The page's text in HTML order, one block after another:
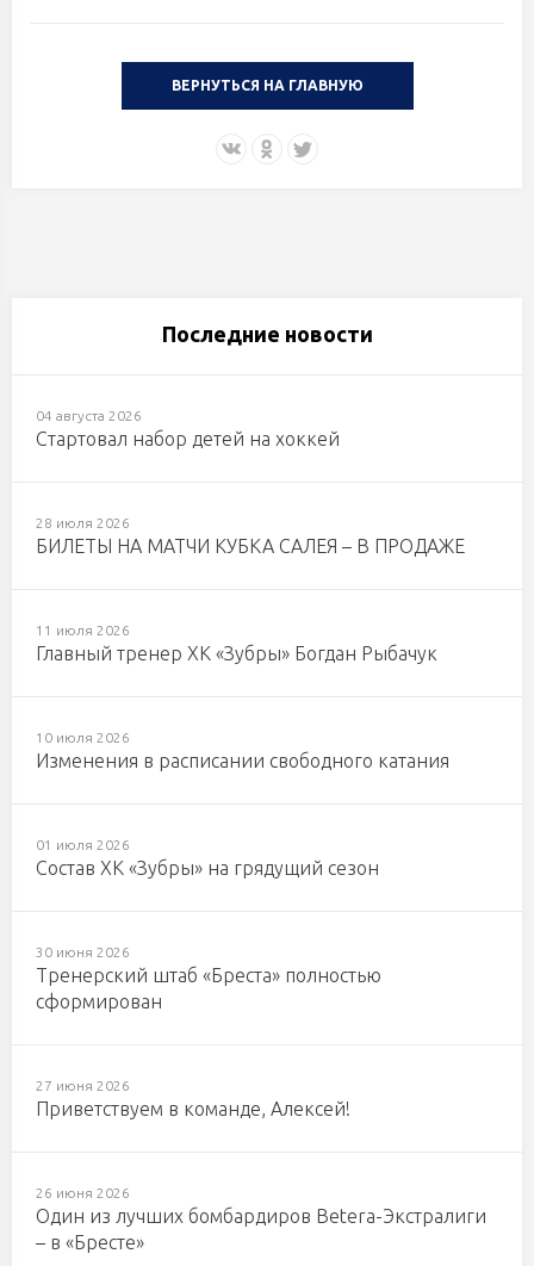
ВЕРНУТЬСЯ НА ГЛАВНУЮ
Последние новости
04 августа 2026
Стартовал набор детей на хоккей
28 июля 2026
БИЛЕТЫ НА МАТЧИ КУБКА САЛЕЯ – В ПРОДАЖЕ
11 июля 2026
Главный тренер ХК «Зубры» Богдан Рыбачук
10 июля 2026
Изменения в расписании свободного катания
01 июля 2026
Состав ХК «Зубры» на грядущий сезон
30 июня 2026
Тренерский штаб «Бреста» полностью
сформирован
27 июня 2026
Приветствуем в команде, Алексей!
26 июня 2026
Один из лучших бомбардиров Betera-Экстралиги
– в «Бресте»